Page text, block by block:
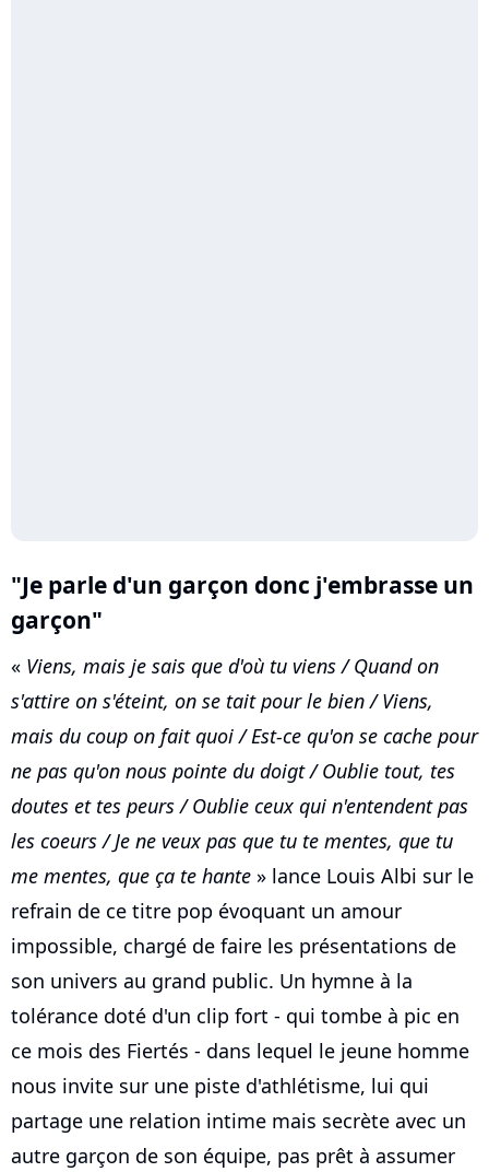
"Je parle d'un garçon donc j'embrasse un
garçon"
« Viens, mais je sais que d'où tu viens / Quand on
s'attire on s'éteint, on se tait pour le bien / Viens,
mais du coup on fait quoi / Est-ce qu'on se cache pour
ne pas qu'on nous pointe du doigt / Oublie tout, tes
doutes et tes peurs / Oublie ceux qui n'entendent pas
les coeurs / Je ne veux pas que tu te mentes, que tu
me mentes, que ça te hante » lance Louis Albi sur le
refrain de ce titre pop évoquant un amour
impossible, chargé de faire les présentations de
son univers au grand public. Un hymne à la
tolérance doté d'un clip fort - qui tombe à pic en
ce mois des Fiertés - dans lequel le jeune homme
nous invite sur une piste d'athlétisme, lui qui
partage une relation intime mais secrète avec un
autre garçon de son équipe, pas prêt à assumer